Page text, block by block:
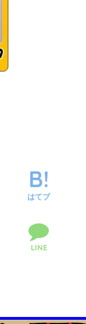
はてブ
LINE